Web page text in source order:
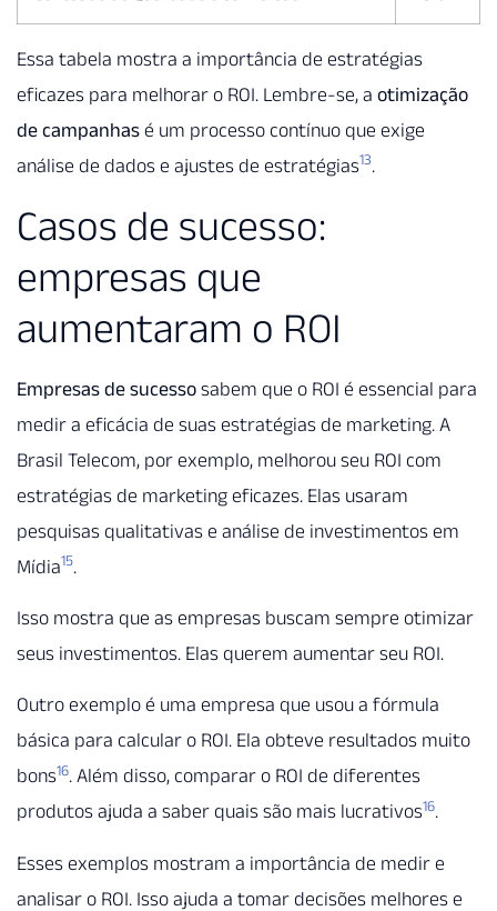
Essa tabela mostra a importância de estratégias
eficazes para melhorar o ROI. Lembre-se, a otimização
de campanhas é um processo contínuo que exige
análise de dados e ajustes de estratégias13.
Casos de sucesso:
empresas que
aumentaram o ROI
Empresas de sucesso sabem que o ROI é essencial para
medir a eficácia de suas estratégias de marketing. A
Brasil Telecom, por exemplo, melhorou seu ROI com
estratégias de marketing eficazes. Elas usaram
pesquisas qualitativas e análise de investimentos em
Mídia15.
Isso mostra que as empresas buscam sempre otimizar
seus investimentos. Elas querem aumentar seu ROI.
Outro exemplo é uma empresa que usou a fórmula
básica para calcular o ROI. Ela obteve resultados muito
bons16. Além disso, comparar o ROI de diferentes
produtos ajuda a saber quais são mais lucrativos16.
Esses exemplos mostram a importância de medir e
analisar o ROI. Isso ajuda a tomar decisões melhores e